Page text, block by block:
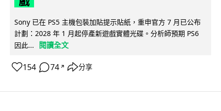
Sony 已在 PS5 主機包裝加貼提示貼紙，重申官方 7 月已公布
計劃：2028 年 1 月起停產新遊戲實體光碟。分析師預期 PS6
因此...
閱讀全文
154 74 ↗ 分享